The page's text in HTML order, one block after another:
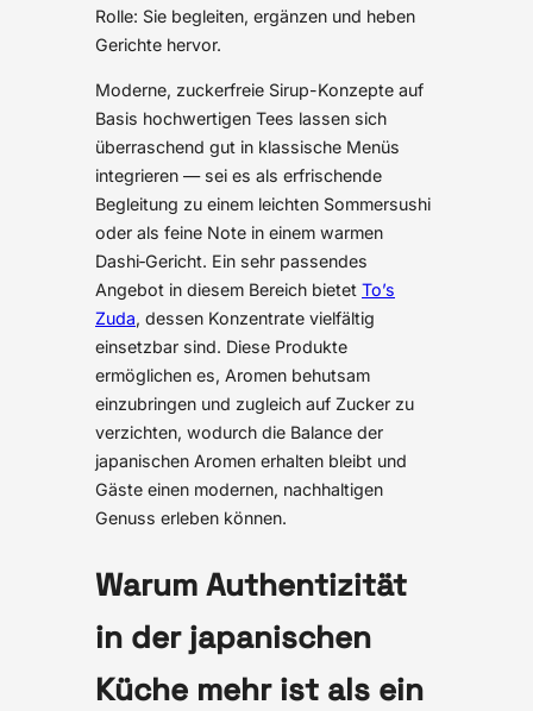
Rolle: Sie begleiten, ergänzen und heben
Gerichte hervor.
Moderne, zuckerfreie Sirup-Konzepte auf
Basis hochwertigen Tees lassen sich
überraschend gut in klassische Menüs
integrieren — sei es als erfrischende
Begleitung zu einem leichten Sommersushi
oder als feine Note in einem warmen
Dashi‑Gericht. Ein sehr passendes
Angebot in diesem Bereich bietet To’s
Zuda, dessen Konzentrate vielfältig
einsetzbar sind. Diese Produkte
ermöglichen es, Aromen behutsam
einzubringen und zugleich auf Zucker zu
verzichten, wodurch die Balance der
japanischen Aromen erhalten bleibt und
Gäste einen modernen, nachhaltigen
Genuss erleben können.
Warum Authentizität
in der japanischen
Küche mehr ist als ein